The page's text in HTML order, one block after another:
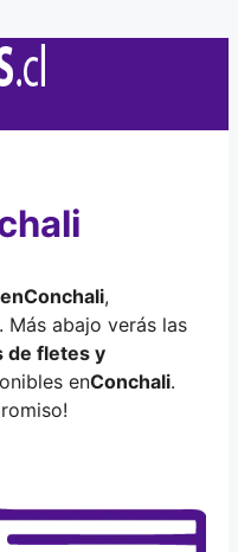
Conchali,
abajo verás las
de fletes y
enConchali.